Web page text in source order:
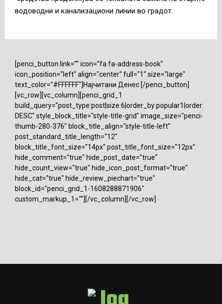
водоводни и канализациони линии во градот.
[penci_button link="" icon="fa fa-address-book"
icon_position="left" align="center" full="1" size="large"
text_color="#FFFFFF"]Најчитани Денес [/penci_button]
[vc_row][vc_column][penci_grid_1
build_query="post_type:post|size:6|order_by:popular1|order:
DESC" style_block_title="style-title-grid" image_size="penci-
thumb-280-376" block_title_align="style-title-left"
post_standard_title_length="12"
block_title_font_size="14px" post_title_font_size="12px"
hide_comment="true" hide_post_date="true"
hide_count_view="true" hide_icon_post_format="true"
hide_cat="true" hide_review_piechart="true"
block_id="penci_grid_1-1608288871906"
custom_markup_1=""][/vc_column][/vc_row]